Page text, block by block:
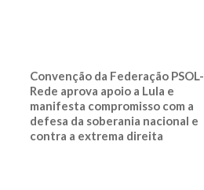
Convenção da Federação PSOL-
Rede aprova apoio a Lula e
manifesta compromisso com a
defesa da soberania nacional e
contra a extrema direita